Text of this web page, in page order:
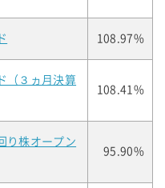
108.97%
（３ヵ月決算
108.41%
り株オープン
95.90%